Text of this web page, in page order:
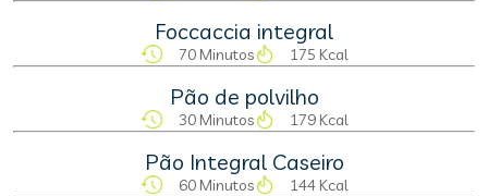
Foccaccia integral
70 Minutos 175 Kcal
Pão de polvilho
30 Minutos 179 Kcal
Pão Integral Caseiro
60 Minutos 144 Kcal